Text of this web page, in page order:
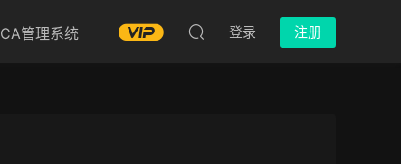
CA管理系统 登录 注册